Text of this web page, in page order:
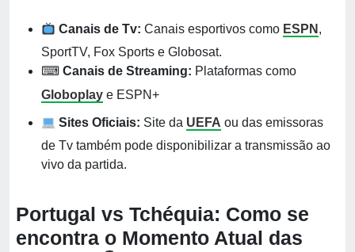
Canais de Tv:Canais esportivos como ESPN ,
SportTV, Fox Sports e Globosat.
⌨ Canais de Streaming: Plataformas como
Globoplay e ESPN+
Sites Oficiais: Site da UEFA ou das emissoras
de Tv também pode disponibilizar a transmissão ao
vivo da partida.
Portugal vs Tchéquia: Como se
encontra o Momento Atual das